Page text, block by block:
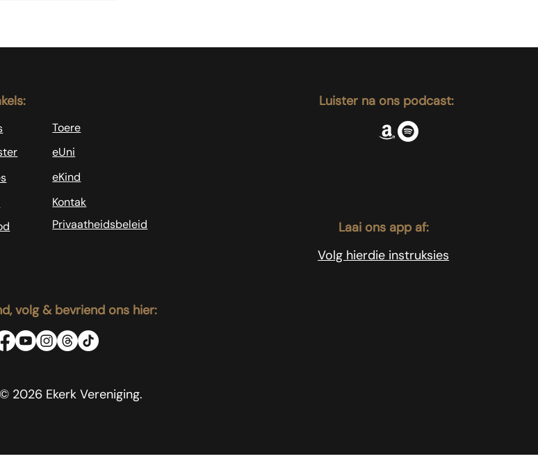
Toere
eUni
eKind
Kontak
Privaatheidsbeleid
volg & bevriend ons hier:
© 2026 Ekerk Vereniging.
Luister na ons podcast:
Laai ons app af:
Volg hierdie instruksies